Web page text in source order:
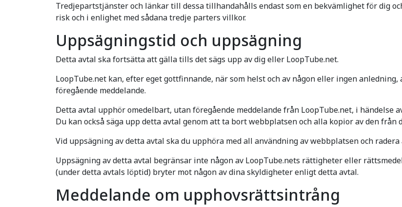
Tredjepartstjänster och länkar till dessa tillhandahålls endast som en bekvämlighet för dig
risk och i enlighet med sådana tredje parters villkor.
Uppsägningstid och uppsägning
Detta avtal ska fortsätta att gälla tills det sägs upp av dig eller LoopTube.net.
LoopTube.net kan, efter eget gottfinnande, när som helst och av någon eller ingen
föregående meddelande.
Detta avtal upphör omedelbart, utan föregående meddelande från LoopTube.net, i händelse
Du kan också säga upp detta avtal genom att ta bort webbplatsen och alla kopior av den från
Vid uppsägning av detta avtal ska du upphöra med all användning av webbplatsen och
Uppsägning av detta avtal begränsar inte någon av LoopTube.nets rättigheter eller
(under detta avtals löptid) bryter mot någon av dina skyldigheter enligt detta avtal.
Meddelande om upphovsrättsintrång